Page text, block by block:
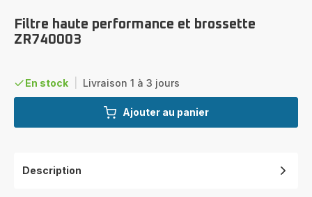
Filtre haute performance et brossette
ZR740003
En stock Livraison 1 à 3 jours
Ajouter au panier
Description